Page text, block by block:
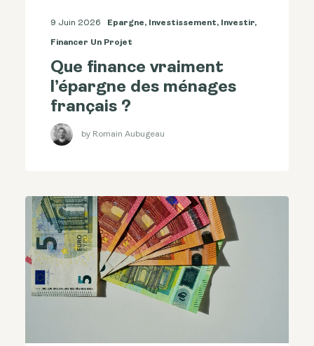
9 Juin 2026 Epargne, Investissement, Investir,
Financer Un Projet
Que finance vraiment
l’épargne des ménages
français ?
by Romain Aubugeau